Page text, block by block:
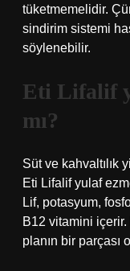
tüketmemelidir.
sindirim sistemi
söylenebilir.
Eti Lifalif
mı?
Süt ve kahvaltılık
Eti Lifalif yulaf
Lif, potasyum,
B12 vitamini
planın bir parçası